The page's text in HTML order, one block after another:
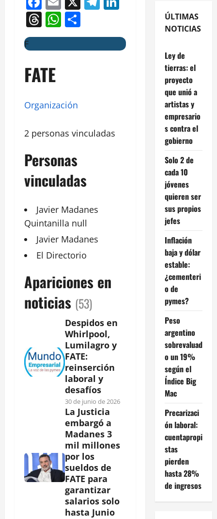
Threads
WhatsApp
F
FATE
Organización
2 personas vinculadas
Personas
vinculadas
Javier Madanes
Quintanilla null
Javier Madanes
El Directorio
Apariciones en
noticias (53)
Despidos en
Whirlpool,
Lumilagro y
FATE:
reinserción
laboral y
desafíos
30 de junio de 2026
La Justicia
embargó a
Madanes 3
mil millones
por los
sueldos de
FATE para
garantizar
salarios solo
hasta Junio
ÚLTIMAS
NOTICIAS
Ley de
tierras: el
proyecto
que unió a
artistas y
empresario
s contra el
gobierno
Solo 2 de
cada 10
jóvenes
quieren ser
sus propios
jefes
Inflación
baja y dólar
estable:
¿cementeri
o de
pymes?
Peso
argentino
sobrevaluad
o un 19%
según el
Índice Big
Mac
Precarizaci
ón laboral:
cuentapropi
stas
pierden
hasta 28%
de ingresos